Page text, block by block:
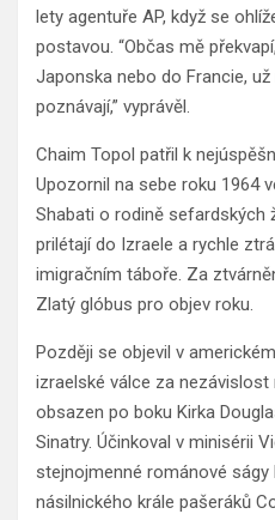
lety agentuře AP, když se
postavou. “Občas mě
Japonska nebo do Francie,
poznávají,” vyprávěl.
Chaim Topol patřil k
Upozornil na sebe roku 1964
Shabati o rodině sefardských
prilétají do Izraele a rychle
imigračním táboře. Za
Zlatý glóbus pro objev roku.
Později se objevil v
izraelské válce za nezávislost
obsazen po boku Kirka
Sinatry. Účinkoval v minisérii
stejnojmenné románové ságy
násilnického krále pašeráků